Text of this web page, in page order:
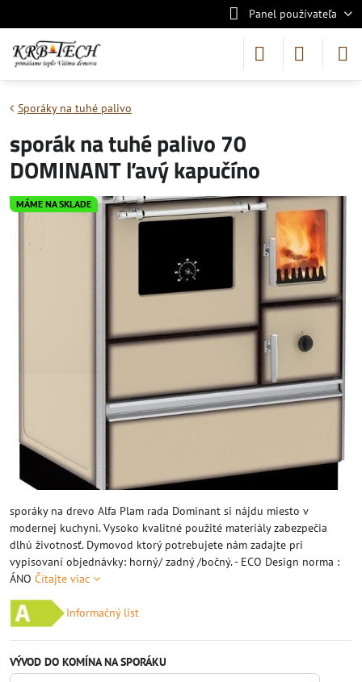
Panel používateľa
MÁME NA SKLADE
Sporáky na tuhé palivo
sporák na tuhé palivo 70
DOMINANT ľavý kapučíno
sporáky na drevo Alfa Plam rada Dominant si nájdu miesto v
modernej kuchyni. Vysoko kvalitné použité materiály zabezpečia
dlhú životnosť. Dymovod ktorý potrebujete nám zadajte pri
vypisovaní objednávky: horný/ zadný /bočný. - ECO Design norma :
ÁNO Čítajte viac
Informačný list
VÝVOD DO KOMÍNA NA SPORÁKU